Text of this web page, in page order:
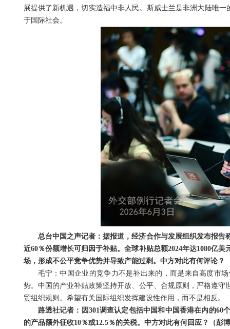
展提供了新机遇，切实造福中非人民。斯威士兰是非洲大陆唯
于国际社会。
总台中国之声记者：据报道，经济合作与发展组织发布报
近60％份额增长可归因于补贴。全球补贴总额2024年达1080亿
场，形成不公平竞争优势并导致产能过剩。中方对此有何评论？
毛宁：中国企业的竞争力不是补出来的，而是来自高度市
势。中国的产业补贴政策坚持开放、公平、合规原则，严格遵
贸组织规则。希望有关国际组织发挥建设性作用，而不是相反。
路透社记者：因301调查认定包括中国和中国香港在内的
的产品额外征收10％或12.5％的关税。中方对此有何回应？（彭